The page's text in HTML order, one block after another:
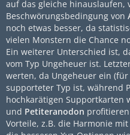
auf das gleiche hinauslaufen,
Beschwörungsbedingung von
noch etwas besser, da
vielen Monstern die Chance
Ein weiterer Unterschied ist,
vom Typ Ungeheuer ist.
werten, da Ungeheuer ein
supporteter Typ ist, während
hochkarätigen Supportkarten
und Petiteranodon
Vorteile, z.B. die Harmonie mit